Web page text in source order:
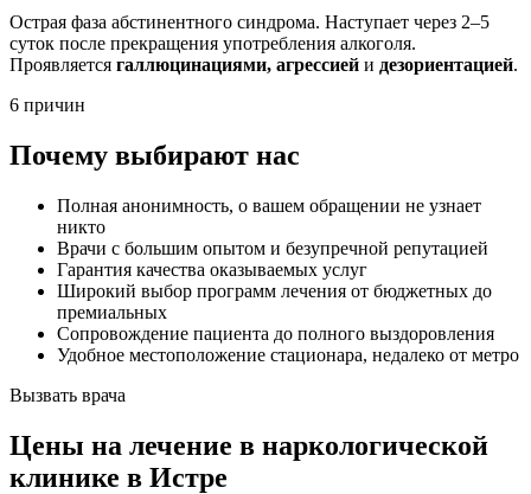
Острая фаза абстинентного синдрома. Наступает через 2–5
суток после прекращения употребления алкоголя.
Проявляется галлюцинациями, агрессией и дезориентацией.
6 причин
Почему выбирают нас
Полная анонимность, о вашем обращении не узнает
никто
Врачи с большим опытом и безупречной репутацией
Гарантия качества оказываемых услуг
Широкий выбор программ лечения от бюджетных до
премиальных
Сопровождение пациента до полного выздоровления
Удобное местоположение стационара, недалеко от метро
Вызвать врача
Цены на лечение в наркологической
клинике в Истре